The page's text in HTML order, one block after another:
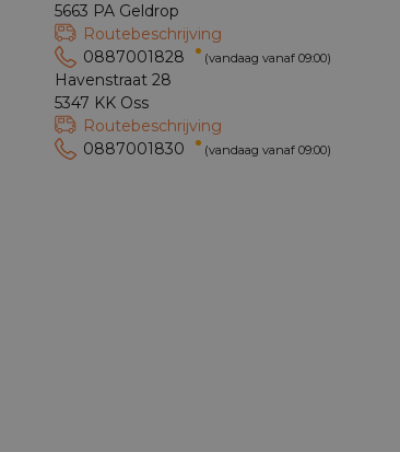
5663 PA Geldrop
Routebeschrijving
0887001828
(vandaag vanaf 09:00)
Havenstraat 28
5347 KK Oss
Routebeschrijving
0887001830
(vandaag vanaf 09:00)